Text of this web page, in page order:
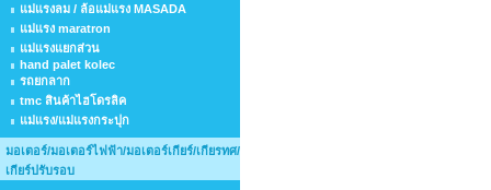
แม่แรงลม / ล้อแม่แรง MASADA
แม่แรง maratron
แม่แรงแยกส่วน
hand palet kolec
รถยกลาก
tmc สินค้าไฮโดรลิค
แม่แรง/แม่แรงกระปุก
มอเตอร์/มอเตอร์ไฟฟ้า/มอเตอร์เกียร์/เกียรทศ/
เกียร์ปรับรอบ